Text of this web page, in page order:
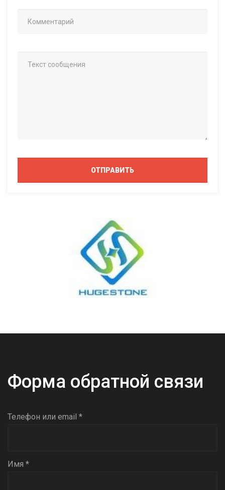
ОТПРАВИТЬ
Форма обратной связи
Телефон или email *
Имя *